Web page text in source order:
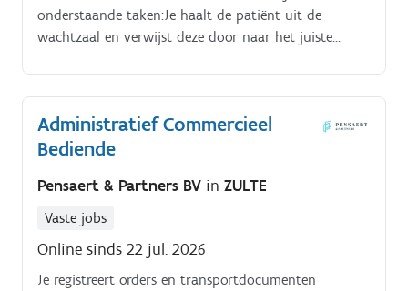
onderstaande taken:Je haalt de patiënt uit de
wachtzaal en verwijst deze door naar het juiste
Administratief Commercieel
Bediende
Pensaert & Partners BV in ZULTE
Vaste jobs
Online sinds 22 jul. 2026
Je registreert orders en transportdocumenten